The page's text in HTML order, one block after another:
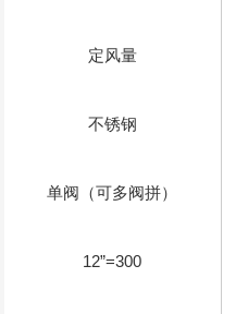
定风量
不锈钢
单阀（可多阀拼）
12”=300